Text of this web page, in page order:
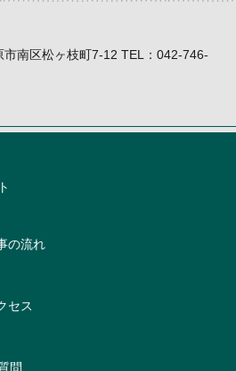
南区松ヶ枝町7-12 TEL：042-746-
の流れ
セス
問